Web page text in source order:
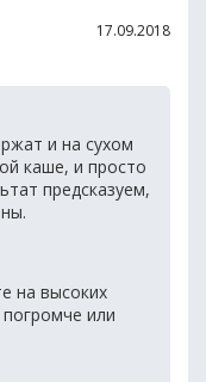
17.09.2018
и на сухом
каше, и просто
предсказуем,
на высоких
или